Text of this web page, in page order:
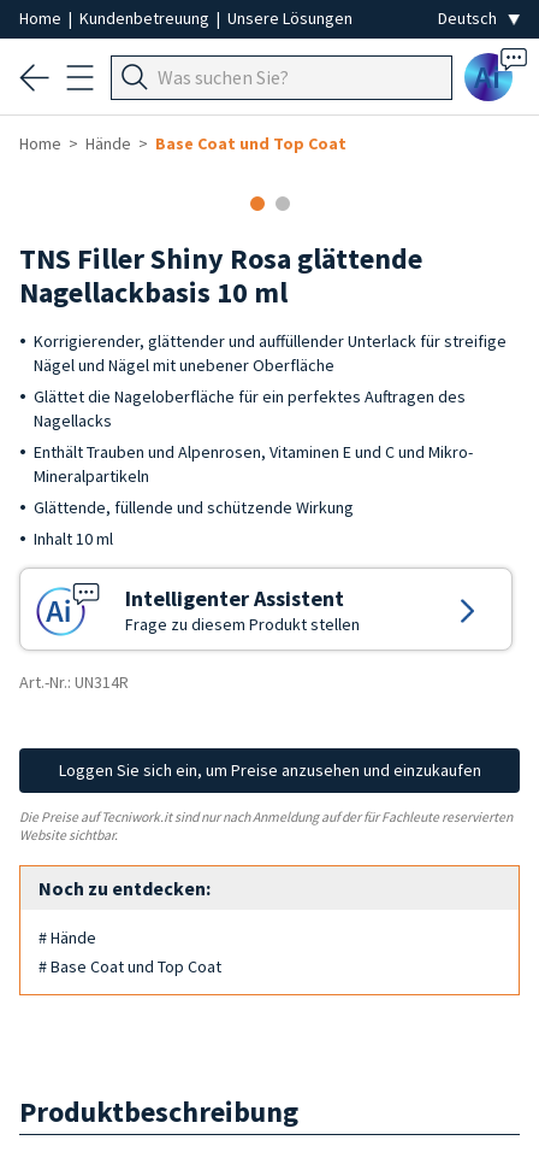
Home | Kundenbetreuung | Unsere Lösungen
Ai
Home Hände Base Coat und Top Coat
TNS Filler Shiny Rosa glättende
Nagellackbasis 10 ml
Korrigierender, glättender und auffüllender Unterlack für streifige
Nägel und Nägel mit unebener Oberfläche
Glättet die Nageloberfläche für ein perfektes Auftragen des
Nagellacks
Enthält Trauben und Alpenrosen, Vitaminen E und C und Mikro-
Mineralpartikeln
Glättende, füllende und schützende Wirkung
Inhalt 10 ml
Intelligenter Assistent
Frage zu diesem Produkt stellen
Art.-Nr.: UN314R
Loggen Sie sich ein, um Preise anzusehen und einzukaufen
Die Preise auf Tecniwork.it sind nur nach Anmeldung auf der für Fachleute reservierten
Website sichtbar.
Noch zu entdecken:
# Hände
# Base Coat und Top Coat
Produktbeschreibung